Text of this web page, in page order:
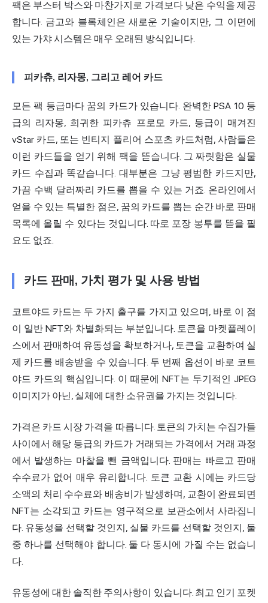
팩은 부스터 박스와 마찬가지로 가격보다 낮은 수익을 제공
합니다. 금고와 블록체인은 새로운 기술이지만, 그 이면에
있는 가챠 시스템은 매우 오래된 방식입니다.
피카츄, 리자몽, 그리고 레어 카드
모든 팩 등급마다 꿈의 카드가 있습니다. 완벽한 PSA 10 등
급의 리자몽, 희귀한 피카츄 프로모 카드, 등급이 매겨진
vStar 카드, 또는 빈티지 플리어 스포츠 카드처럼, 사람들은
이런 카드들을 얻기 위해 팩을 뜯습니다. 그 짜릿함은 실물
카드 수집과 똑같습니다. 대부분은 그냥 평범한 카드지만,
가끔 수백 달러짜리 카드를 뽑을 수 있는 거죠. 온라인에서
얻을 수 있는 특별한 점은, 꿈의 카드를 뽑는 순간 바로 판매
목록에 올릴 수 있다는 것입니다. 따로 포장 봉투를 뜯을 필
요도 없죠.
카드 판매, 가치 평가 및 사용 방법
코트야드 카드는 두 가지 출구를 가지고 있으며, 바로 이 점
이 일반 NFT와 차별화되는 부분입니다. 토큰을 마켓플레이
스에서 판매하여 유동성을 확보하거나, 토큰을 교환하여 실
제 카드를 배송받을 수 있습니다. 두 번째 옵션이 바로 코트
야드 카드의 핵심입니다. 이 때문에 NFT는 투기적인 JPEG
이미지가 아닌, 실체에 대한 소유권을 가지는 것입니다.
가격은 카드 시장 가격을 따릅니다. 토큰의 가치는 수집가들
사이에서 해당 등급의 카드가 거래되는 가격에서 거래 과정
에서 발생하는 마찰을 뺀 금액입니다. 판매는 빠르고 판매
수수료가 없어 매우 유리합니다. 토큰 교환 시에는 카드당
소액의 처리 수수료와 배송비가 발생하며, 교환이 완료되면
NFT는 소각되고 카드는 영구적으로 보관소에서 사라집니
다. 유동성을 선택할 것인지, 실물 카드를 선택할 것인지, 둘
중 하나를 선택해야 합니다. 둘 다 동시에 가질 수는 없습니
다.
유동성에 대한 솔직한 주의사항이 있습니다. 최고 인기 포켓